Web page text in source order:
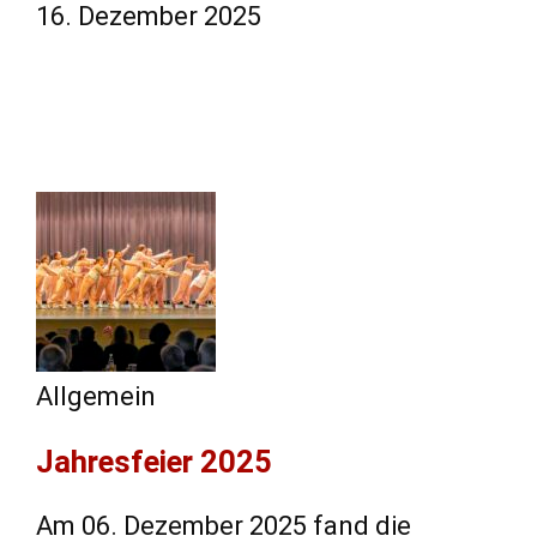
16. Dezember 2025
Allgemein
Jahresfeier 2025
Am 06. Dezember 2025 fand die